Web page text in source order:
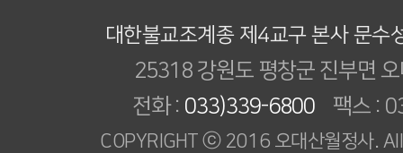
대한불교조계종 제4교구 본사 문수
25318 강원도 평창군 진부면
전화 : 033)339-6800 팩스 :
COPYRIGHT ⓒ 2016 오대산월정사.